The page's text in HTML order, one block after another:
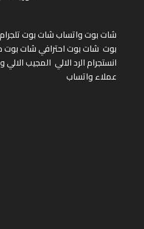
شات بوت واتسابشات بوت تلجرام
بوت شات بوت احترافيشات بوت
انستجرامالرد الالي المجيب الالي
عملاء واتساب